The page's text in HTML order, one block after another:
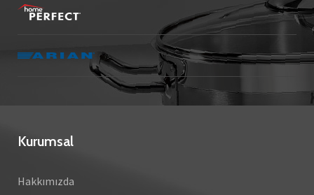
Kurumsal
Hakkımızda